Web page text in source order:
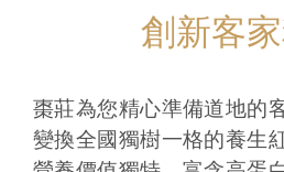
創新客
棗莊為您精心準備道地的
變換全國獨樹一格的養生